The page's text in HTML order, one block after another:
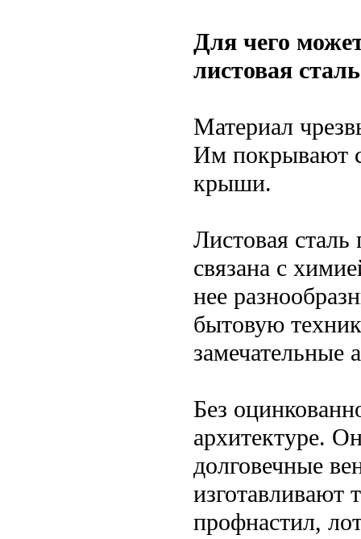
Для чего
листовая сталь
Материал
Им покрывают
крыши.
Листовая
связана с
нее
бытовую
замечательные
Без
архитектуре.
долговечные
изготавливают
профнастил,